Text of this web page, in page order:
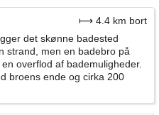
⟼ 4.4 km bort
det skønne badested
strand, men en badebro på
overflod af bademuligheder.
broens ende og cirka 200